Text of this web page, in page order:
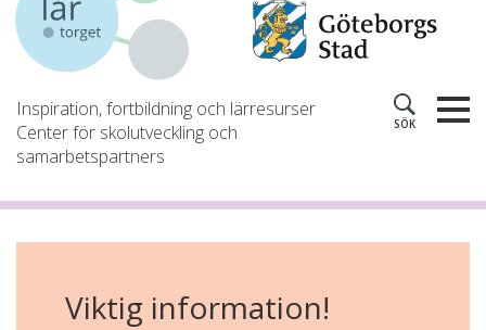
Inspiration, fortbildning och lärresurser
Center för skolutveckling och
samarbetspartners
SÖK
Viktig information!